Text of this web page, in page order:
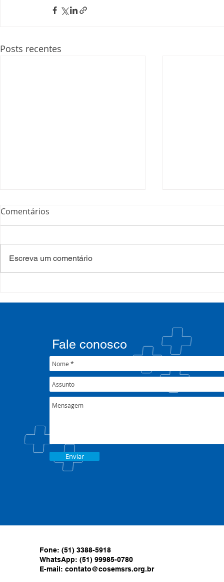
Posts recentes
formação sobre saúde
crise climática
SETEC,
CIB/RS
Comentários
Escreva um comentário
Enviar
Fale conosco
Fone: (51) 3388-5918
WhatsApp: (51) 99985-0780
E-mail: contato@cosemsrs.org.br